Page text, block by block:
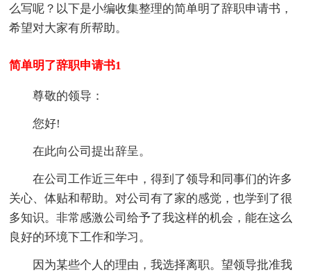
么写呢？以下是小编收集整理的简单明了辞职申请书，
希望对大家有所帮助。
简单明了辞职申请书1
尊敬的领导：
您好!
在此向公司提出辞呈。
在公司工作近三年中，得到了领导和同事们的许多
关心、体贴和帮助。对公司有了家的感觉，也学到了很
多知识。非常感激公司给予了我这样的机会，能在这么
良好的环境下工作和学习。
因为某些个人的理由，我选择离职。望领导批准我